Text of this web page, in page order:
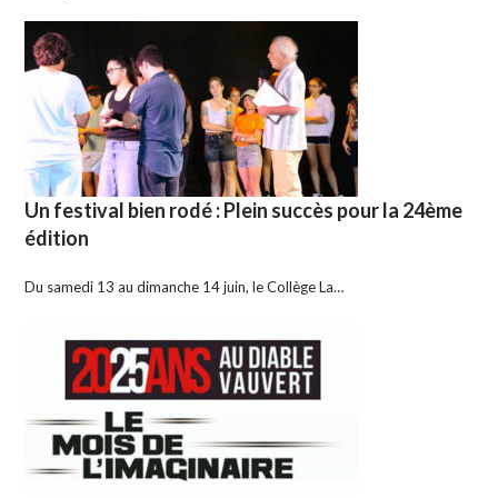
Un festival bien rodé : Plein succès pour la 24ème
édition
Du samedi 13 au dimanche 14 juin, le Collège La…